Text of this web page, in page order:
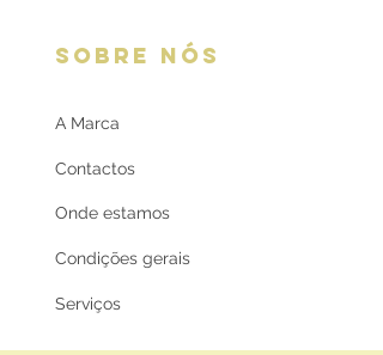
SOBRE NÓS
A Marca
Contactos
Onde estamos
Condições gerais
Serviços